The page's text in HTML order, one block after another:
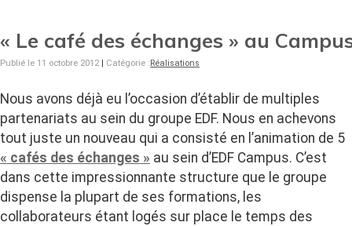
« Le café des échanges » au
Publié le 11 octobre 2012| Catégorie :Réalisations
Nous avons déjà eu l’occasion d’établir de multiples
partenariats au sein du groupe EDF. Nous en achevons
tout juste un nouveau qui a consisté en l’animation de 5
« cafés des échanges » au sein d’EDF Campus. C’est
dans cette impressionnante structure que le groupe
dispense la plupart de ses formations, les
collaborateurs étant logés sur place le temps des